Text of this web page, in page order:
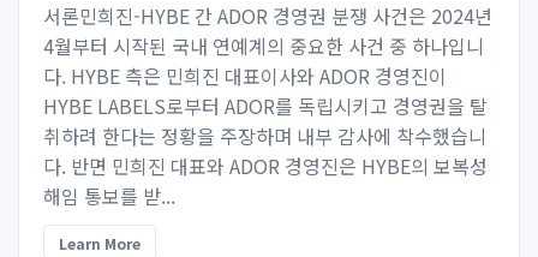
서론민희진-HYBE 간 ADOR 경영권 분쟁 사건은 2024년
4월부터 시작된 국내 연예계의 중요한 사건 중 하나입니
다. HYBE 측은 민희진 대표이사와 ADOR 경영진이
HYBE LABELS로부터 ADOR를 독립시키고 경영권을 탈
취하려 한다는 정황을 주장하며 내부 감사에 착수했습니
다. 반면 민희진 대표와 ADOR 경영진은 HYBE의 보복성
해임 통보를 받...
Learn More